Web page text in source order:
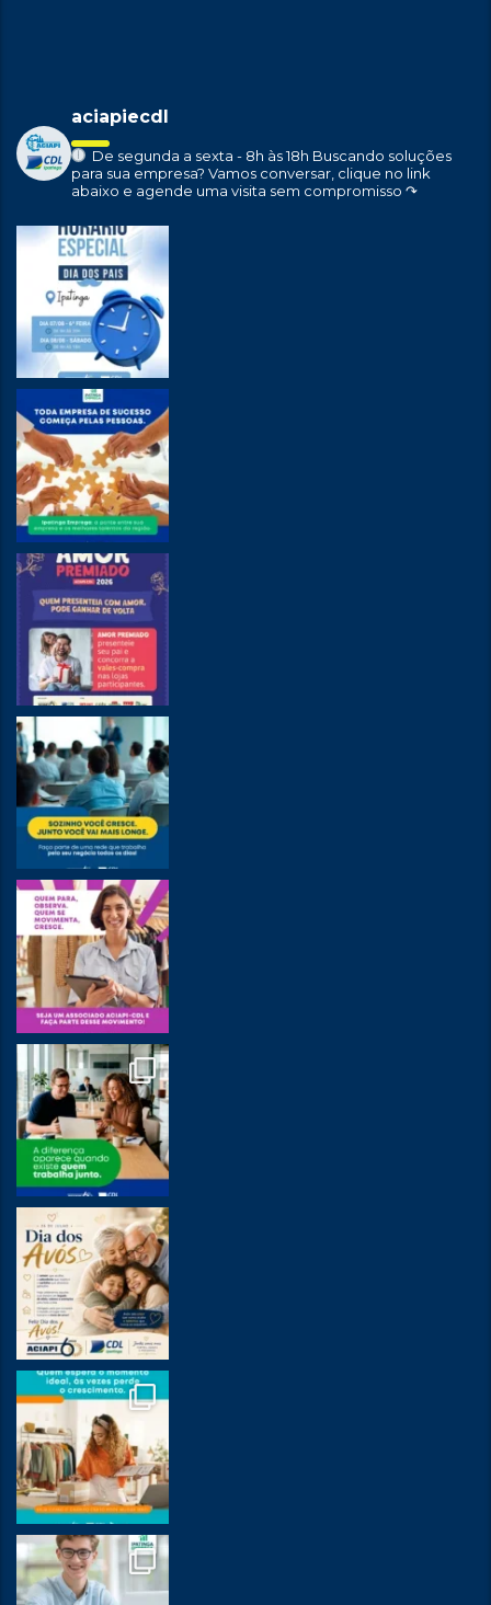
aciapiecdl
De segunda a sexta - 8h às 18h Buscando soluções
para sua empresa? Vamos conversar, clique no link
abaixo e agende uma visita sem compromisso ↷